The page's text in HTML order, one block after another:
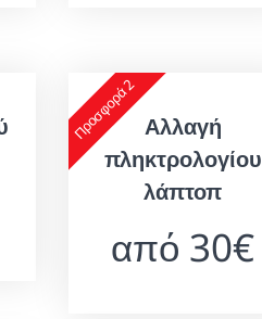
Προσφορά 2 Αλλαγή
πληκτρολογίου
λάπτοπ
από 30€